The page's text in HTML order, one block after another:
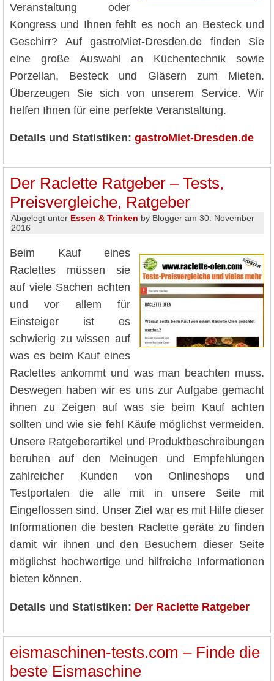
Veranstaltung oder
Kongress und Ihnen fehlt es noch an Besteck und
Geschirr? Auf gastroMiet-Dresden.de finden Sie
eine große Auswahl an Küchentechnik sowie
Porzellan, Besteck und Gläsern zum Mieten.
Überzeugen Sie sich von unserem Service. Wir
helfen Ihnen für eine perfekte Veranstaltung.
Details und Statistiken: gastroMiet-Dresden.de
Der Raclette Ratgeber – Tests,
Preisvergleiche, Ratgeber
Abgelegt unter Essen & Trinken by Blogger am 30. November
2016
Beim Kauf eines
Raclettes müssen sie
auf viele Sachen achten
und vor allem für
Einsteiger ist es
schwierig zu wissen auf
was es beim Kauf eines
Raclettes ankommt und was man beachten muss.
Deswegen haben wir es uns zur Aufgabe gemacht
ihnen zu Zeigen auf was sie beim Kauf achten
sollten und wie sie fehl Käufe möglichst vermeiden.
Unsere Ratgeberartikel und Produktbeschreibungen
beruhen auf den Meinugen und Empfehlungen
zahlreicher Kunden von Onlineshops und
Testportalen die alle mit in unsere Seite mit
Eingeflossen sind. Unser Ziel war es mit Hilfe dieser
Informationen die besten Raclette geräte zu finden
damit wir ihnen und den Besuchern dieser Seite
möglichst hochwertige und hilfreiche Informationen
bieten können.
Details und Statistiken: Der Raclette Ratgeber
eismaschinen-tests.com – Finde die
beste Eismaschine